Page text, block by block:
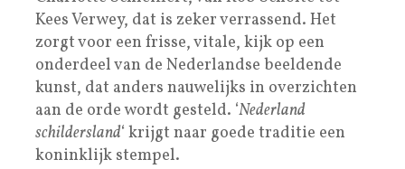
Kees Verwey, dat is zeker verrassend. Het
zorgt voor een frisse, vitale, kijk op een
onderdeel van de Nederlandse beeldende
kunst, dat anders nauwelijks in overzichten
aan de orde wordt gesteld. ‘Nederland
schildersland‘ krijgt naar goede traditie een
koninklijk stempel.